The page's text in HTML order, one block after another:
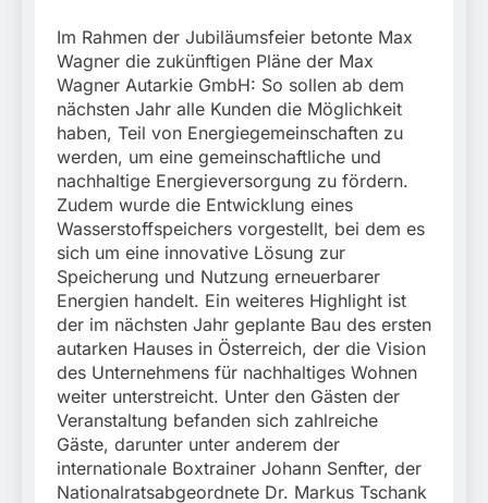
Im Rahmen der Jubiläumsfeier betonte Max
Wagner die zukünftigen Pläne der Max
Wagner Autarkie GmbH: So sollen ab dem
nächsten Jahr alle Kunden die Möglichkeit
haben, Teil von Energiegemeinschaften zu
werden, um eine gemeinschaftliche und
nachhaltige Energieversorgung zu fördern.
Zudem wurde die Entwicklung eines
Wasserstoffspeichers vorgestellt, bei dem es
sich um eine innovative Lösung zur
Speicherung und Nutzung erneuerbarer
Energien handelt. Ein weiteres Highlight ist
der im nächsten Jahr geplante Bau des ersten
autarken Hauses in Österreich, der die Vision
des Unternehmens für nachhaltiges Wohnen
weiter unterstreicht. Unter den Gästen der
Veranstaltung befanden sich zahlreiche
Gäste, darunter unter anderem der
internationale Boxtrainer Johann Senfter, der
Nationalratsabgeordnete Dr. Markus Tschank